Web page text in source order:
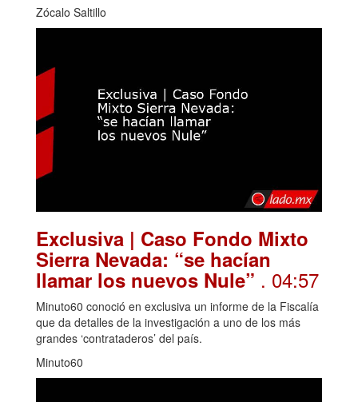
Zócalo Saltillo
Exclusiva | Caso Fondo Mixto
Sierra Nevada: “se hacían
llamar los nuevos Nule” . 04:57
Minuto60 conoció en exclusiva un informe de la Fiscalía
que da detalles de la investigación a uno de los más
grandes ‘contrataderos’ del país.
Minuto60